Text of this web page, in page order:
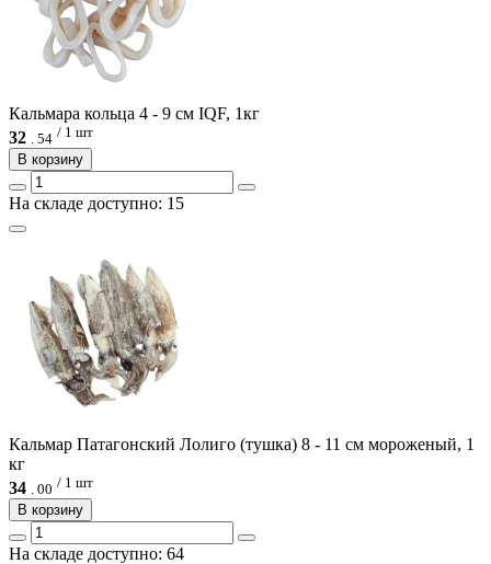
Кальмара кольца 4 - 9 см IQF, 1кг
32 . 54 / 1 шт
В корзину
На складе доступно: 15
Кальмар Патагонский Лолиго (тушка) 8 - 11 см мороженый, 1
кг
34 . 00 / 1 шт
В корзину
На складе доступно: 64